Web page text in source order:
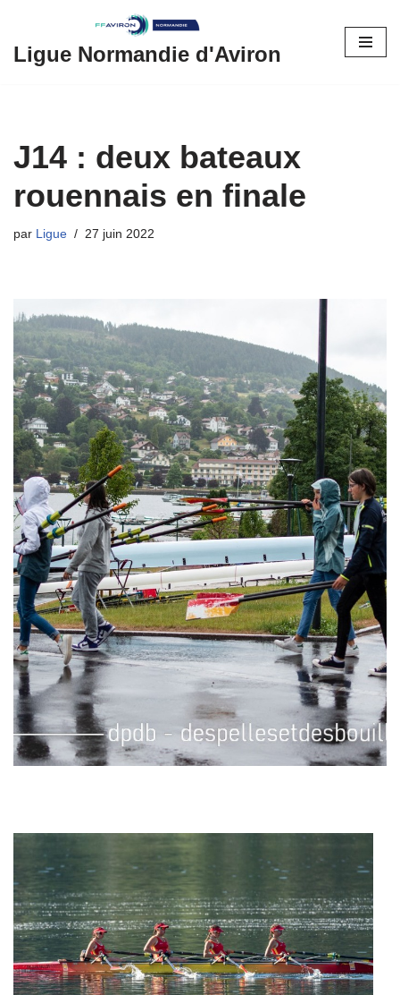
Aller
Ligue Normandie d'Aviron
J14 : deux bateaux
rouennais en finale
par Ligue 27 juin 2022